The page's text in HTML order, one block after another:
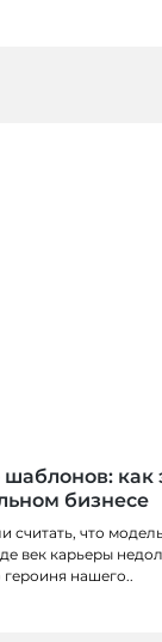
шаблонов:
бизнесе
считать, что
век карьеры
нашего..